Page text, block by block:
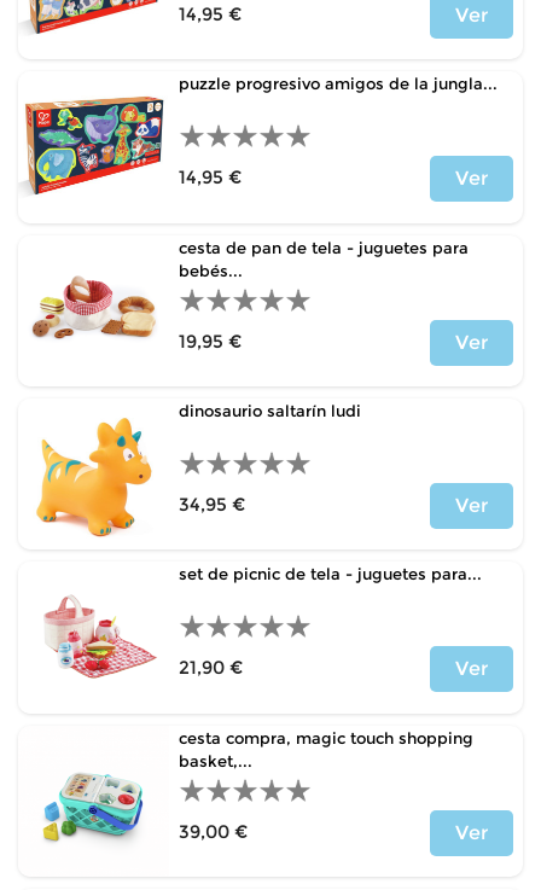
14,95 €
Ver
puzzle progresivo amigos de la jungla...
14,95 €
Ver
cesta de pan de tela - juguetes para
bebés...
19,95 €
Ver
dinosaurio saltarín ludi
34,95 €
Ver
set de picnic de tela - juguetes para...
21,90 €
Ver
cesta compra, magic touch shopping
basket,...
39,00 €
Ver